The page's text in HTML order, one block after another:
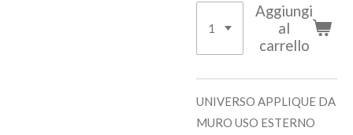
Aggiungi
al
carrello
UNIVERSO APPLIQUE DA
MURO USO ESTERNO